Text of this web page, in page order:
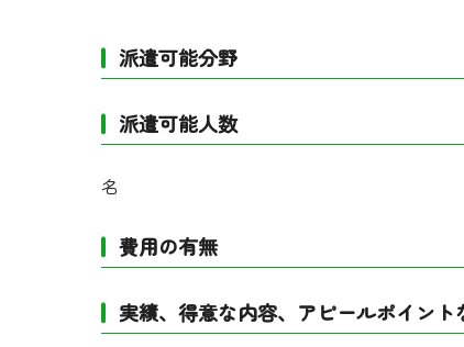
派遣可能分野
派遣可能人数
名
費用の有無
実績、得意な内容、アピールポイント